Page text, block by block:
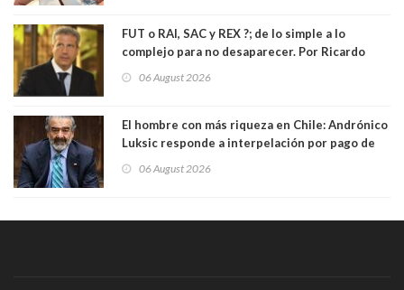
FUT o RAI, SAC y REX ?; de lo simple a lo
complejo para no desaparecer. Por Ricardo
06 August 2026
El hombre con más riqueza en Chile: Andrónico
Luksic responde a interpelación por pago de
día que me muera”
06 August 2026